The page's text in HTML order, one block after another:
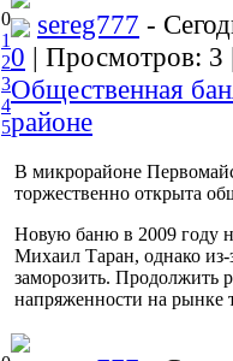
0
1
2
3
4
5
sereg777 -
0 | Просмотров:
Общественная
районе
В микрорайоне
торжественно открыта
Новую баню в 2009 году
Михаил Таран, однако из-
заморозить. Продолжить
напряженности на рынке